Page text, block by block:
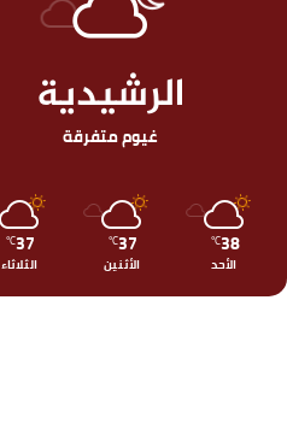
الرشيدية
غيوم متفرقة
38
℃
الأحد
37
℃
الأثنين
37
℃
الثلاثاء